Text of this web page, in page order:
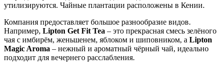
утилизируются. Чайные плантации расположены в Кении.
Компания предоставляет большое разнообразие видов.
Например, Lipton Get Fit Tea – это прекрасная смесь зелёного
чая с имбирём, женьшенем, яблоком и шиповником, а Lipton
Magic Aroma – нежный и ароматный чёрный чай, идеально
подходит для вечернего расслабления.